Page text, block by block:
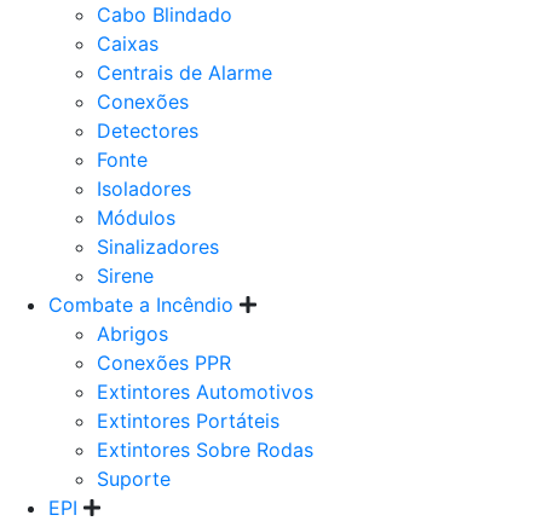
Cabo Blindado
Caixas
Centrais de Alarme
Conexões
Detectores
Fonte
Isoladores
Módulos
Sinalizadores
Sirene
Combate a Incêndio
Abrigos
Conexões PPR
Extintores Automotivos
Extintores Portáteis
Extintores Sobre Rodas
Suporte
EPI